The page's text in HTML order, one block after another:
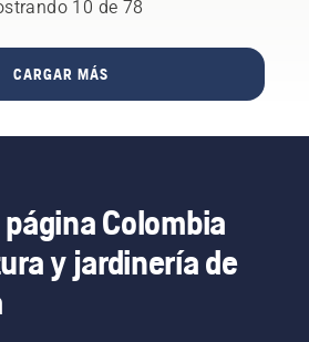
y
si
nuestros
exigentes.
10 de 78
CARGAR MÁS
Colombia
y jardinería de